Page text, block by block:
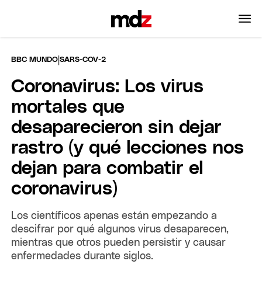
BBC MUNDO |SARS-COV-2
Coronavirus: Los virus
mortales que
desaparecieron sin dejar
rastro (y qué lecciones nos
dejan para combatir el
coronavirus)
Los científicos apenas están empezando a
descifrar por qué algunos virus desaparecen,
mientras que otros pueden persistir y causar
enfermedades durante siglos.